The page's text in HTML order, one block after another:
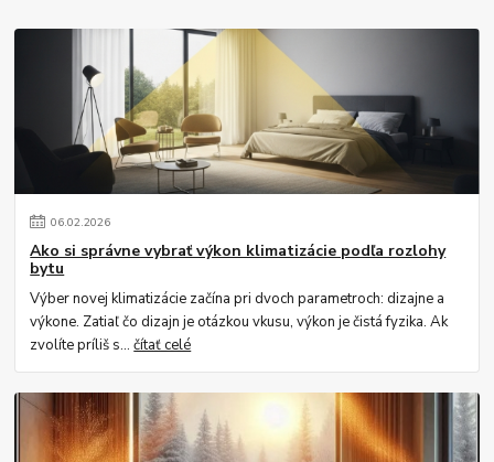
06.02.2026
Ako si správne vybrať výkon klimatizácie podľa rozlohy
bytu
Výber novej klimatizácie začína pri dvoch parametroch: dizajne a
výkone. Zatiaľ čo dizajn je otázkou vkusu, výkon je čistá fyzika. Ak
zvolíte príliš s...čítať celé